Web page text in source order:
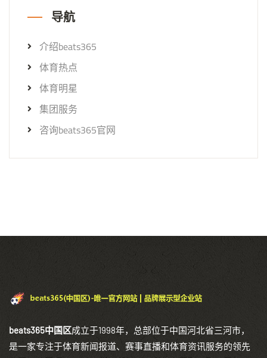
导航
介绍beats365
体育热点
体育明星
集团服务
咨询beats365官网
beats365中国区成立于1998年，总部位于中国河北省三河市，
是一家专注于体育新闻报道、赛事直播和体育资讯服务的领先